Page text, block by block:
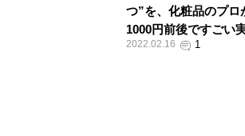
つ”を、化粧品のプロ
1000円前後ですごい
2022.02.16